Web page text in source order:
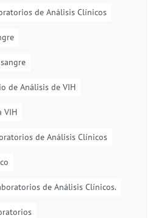
de Análisis Clínicos
de Análisis de VIH
VIH
de Análisis Clínicos
de Análisis Clínicos.